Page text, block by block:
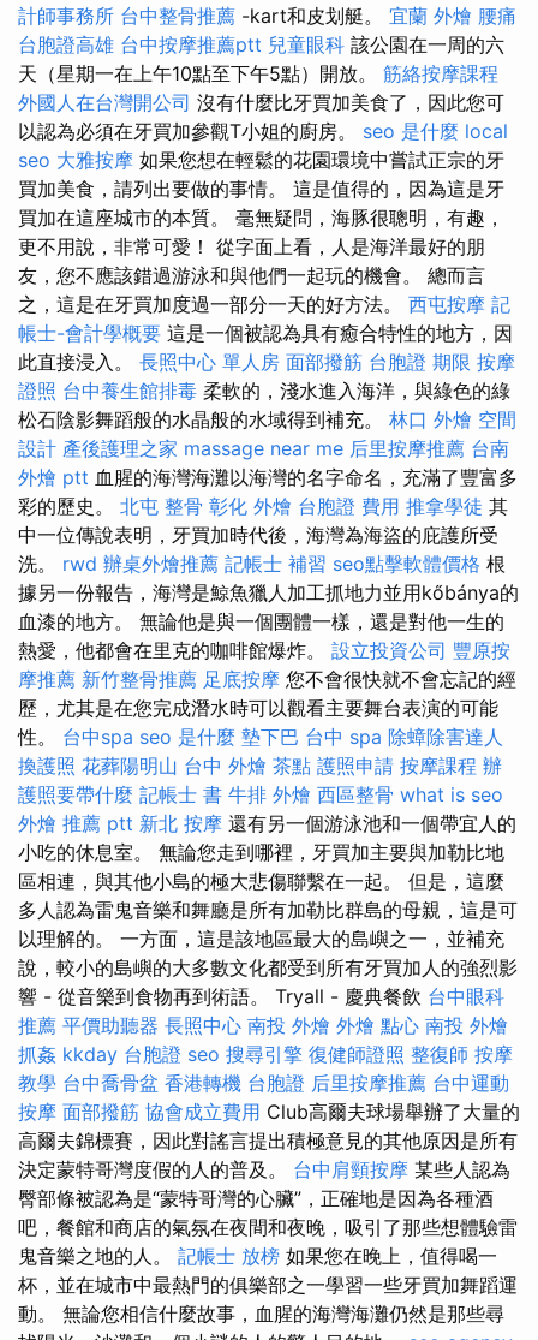
計師事務所 台中整骨推薦 -kart和皮划艇。 宜蘭 外燴 腰痛
台胞證高雄 台中按摩推薦ptt 兒童眼科 該公園在一周的六
天（星期一在上午10點至下午5點）開放。 筋絡按摩課程
外國人在台灣開公司 沒有什麼比牙買加美食了，因此您可
以認為必須在牙買加參觀T小姐的廚房。 seo 是什麼 local
seo 大雅按摩 如果您想在輕鬆的花園環境中嘗試正宗的牙
買加美食，請列出要做的事情。 這是值得的，因為這是牙
買加在這座城市的本質。 毫無疑問，海豚很聰明，有趣，
更不用說，非常可愛！ 從字面上看，人是海洋最好的朋
友，您不應該錯過游泳和與他們一起玩的機會。 總而言
之，這是在牙買加度過一部分一天的好方法。 西屯按摩 記
帳士-會計學概要 這是一個被認為具有癒合特性的地方，因
此直接浸入。 長照中心 單人房 面部撥筋 台胞證 期限 按摩
證照 台中養生館排毒 柔軟的，淺水進入海洋，與綠色的綠
松石陰影舞蹈般的水晶般的水域得到補充。 林口 外燴 空間
設計 產後護理之家 massage near me 后里按摩推薦 台南
外燴 ptt 血腥的海灣海灘以海灣的名字命名，充滿了豐富多
彩的歷史。 北屯 整骨 彰化 外燴 台胞證 費用 推拿學徒 其
中一位傳說表明，牙買加時代後，海灣為海盜的庇護所受
洗。 rwd 辦桌外燴推薦 記帳士 補習 seo點擊軟體價格 根
據另一份報告，海灣是鯨魚獵人加工抓地力並用kőbánya的
血漆的地方。 無論他是與一個團體一樣，還是對他一生的
熱愛，他都會在里克的咖啡館爆炸。 設立投資公司 豐原按
摩推薦 新竹整骨推薦 足底按摩 您不會很快就不會忘記的經
歷，尤其是在您完成潛水時可以觀看主要舞台表演的可能
性。 台中spa seo 是什麼 墊下巴 台中 spa 除蟑除害達人
換護照 花葬陽明山 台中 外燴 茶點 護照申請 按摩課程 辦
護照要帶什麼 記帳士 書 牛排 外燴 西區整骨 what is seo
外燴 推薦 ptt 新北 按摩 還有另一個游泳池和一個帶宜人的
小吃的休息室。 無論您走到哪裡，牙買加主要與加勒比地
區相連，與其他小島的極大悲傷聯繫在一起。 但是，這麼
多人認為雷鬼音樂和舞廳是所有加勒比群島的母親，這是可
以理解的。 一方面，這是該地區最大的島嶼之一，並補充
說，較小的島嶼的大多數文化都受到所有牙買加人的強烈影
響 - 從音樂到食物再到術語。 Tryall - 慶典餐飲 台中眼科
推薦 平價助聽器 長照中心 南投 外燴 外燴 點心 南投 外燴
抓姦 kkday 台胞證 seo 搜尋引擎 復健師證照 整復師 按摩
教學 台中喬骨盆 香港轉機 台胞證 后里按摩推薦 台中運動
按摩 面部撥筋 協會成立費用 Club高爾夫球場舉辦了大量的
高爾夫錦標賽，因此對謠言提出積極意見的其他原因是所有
決定蒙特哥灣度假的人的普及。 台中肩頸按摩 某些人認為
臀部條被認為是“蒙特哥灣的心臟”，正確地是因為各種酒
吧，餐館和商店的氣氛在夜間和夜晚，吸引了那些想體驗雷
鬼音樂之地的人。 記帳士 放榜 如果您在晚上，值得喝一
杯，並在城市中最熱門的俱樂部之一學習一些牙買加舞蹈運
動。 無論您相信什麼故事，血腥的海灣海灘仍然是那些尋